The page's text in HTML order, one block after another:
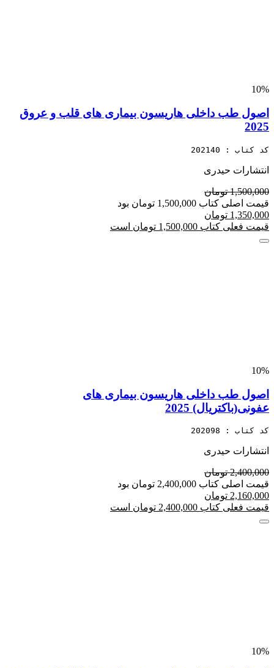
10%
اصول طب داخلی هاریسون بیماری های قلب و عروق
2025
کد کتاب : 202140
انتشارات حیدری
1,500,000 تومان
قیمت اصلی کتاب 1,500,000 تومان بود
1,350,000 تومان
قیمت فعلی کتاب 1,500,000 تومان است
10%
اصول طب داخلی هاریسون بیماری های
عفونی(باکتریال) 2025
کد کتاب : 202098
انتشارات حیدری
2,400,000 تومان
قیمت اصلی کتاب 2,400,000 تومان بود
2,160,000 تومان
قیمت فعلی کتاب 2,400,000 تومان است
10%